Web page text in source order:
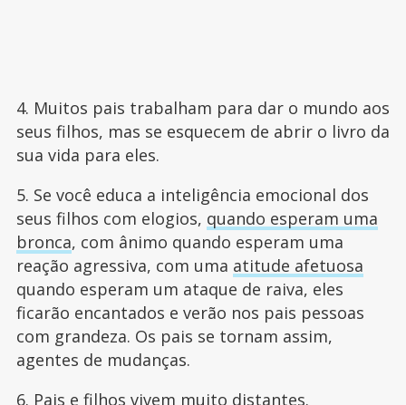
4. Muitos pais trabalham para dar o mundo aos
seus filhos, mas se esquecem de abrir o livro da
sua vida para eles.
5. Se você educa a inteligência emocional dos
seus filhos com elogios, quando esperam uma
bronca, com ânimo quando esperam uma
reação agressiva, com uma atitude afetuosa
quando esperam um ataque de raiva, eles
ficarão encantados e verão nos pais pessoas
com grandeza. Os pais se tornam assim,
agentes de mudanças.
6. Pais e filhos vivem muito distantes.